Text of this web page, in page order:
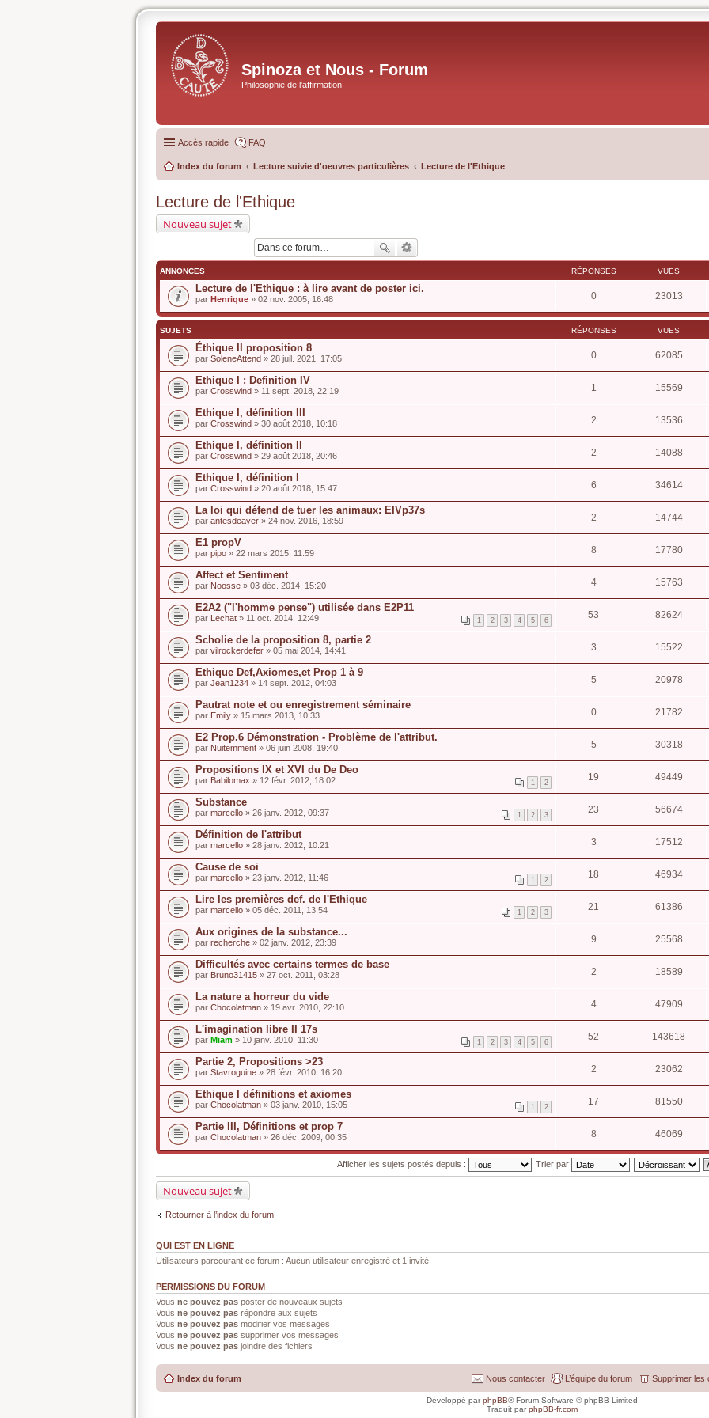
Spinoza et Nous - Forum
Philosophie de l'affirmation
Accès rapide FAQ
Index du forum Lecture suivie d'oeuvres particulières Lecture de l'Ethique
Lecture de l'Ethique
Nouveau sujet
ANNONCES RÉPONSES VUES
Lecture de l'Ethique : à lire avant de poster ici.
par Henrique » 02 nov. 2005, 16:48 0 23013
SUJETS RÉPONSES VUES
Éthique II proposition 8
par SoleneAttend » 28 juil. 2021, 17:05 0 62085
Ethique I : Definition IV
par Crosswind » 11 sept. 2018, 22:19 1 15569
Ethique I, définition III
par Crosswind » 30 août 2018, 10:18 2 13536
Ethique I, définition II
par Crosswind » 29 août 2018, 20:46 2 14088
Ethique I, définition I
par Crosswind » 20 août 2018, 15:47 6 34614
La loi qui défend de tuer les animaux: EIVp37s
par antesdeayer » 24 nov. 2016, 18:59 2 14744
E1 propV
par pipo » 22 mars 2015, 11:59 8 17780
Affect et Sentiment
par Noosse » 03 déc. 2014, 15:20 4 15763
E2A2 ("l'homme pense") utilisée dans E2P11
1 2 3 4 5 6
par Lechat » 11 oct. 2014, 12:49 53 82624
Scholie de la proposition 8, partie 2
par vilrockerdefer » 05 mai 2014, 14:41 3 15522
Ethique Def,Axiomes,et Prop 1 à 9
par Jean1234 » 14 sept. 2012, 04:03 5 20978
Pautrat note et ou enregistrement séminaire
par Emily » 15 mars 2013, 10:33 0 21782
E2 Prop.6 Démonstration - Problème de l'attribut.
par Nuitemment » 06 juin 2008, 19:40 5 30318
Propositions IX et XVI du De Deo
1 2
par Babilomax » 12 févr. 2012, 18:02 19 49449
Substance
1 2 3
par marcello » 26 janv. 2012, 09:37 23 56674
Définition de l'attribut
par marcello » 28 janv. 2012, 10:21 3 17512
Cause de soi
1 2
par marcello » 23 janv. 2012, 11:46 18 46934
Lire les premières def. de l'Ethique
1 2 3
par marcello » 05 déc. 2011, 13:54 21 61386
Aux origines de la substance...
par recherche » 02 janv. 2012, 23:39 9 25568
Difficultés avec certains termes de base
par Bruno31415 » 27 oct. 2011, 03:28 2 18589
La nature a horreur du vide
par Chocolatman » 19 avr. 2010, 22:10 4 47909
L'imagination libre II 17s
1 2 3 4 5 6
par Miam » 10 janv. 2010, 11:30 52 143618
Partie 2, Propositions >23
par Stavroguine » 28 févr. 2010, 16:20 2 23062
Ethique I définitions et axiomes
1 2
par Chocolatman » 03 janv. 2010, 15:05 17 81550
Partie III, Définitions et prop 7
par Chocolatman » 26 déc. 2009, 00:35 8 46069
Afficher les sujets postés depuis : Trier par
Nouveau sujet
Retourner à l’index du forum
QUI EST EN LIGNE
Utilisateurs parcourant ce forum : Aucun utilisateur enregistré et 1 invité
PERMISSIONS DU FORUM
Vous ne pouvez pas poster de nouveaux sujets
Vous ne pouvez pas répondre aux sujets
Vous ne pouvez pas modifier vos messages
Vous ne pouvez pas supprimer vos messages
Vous ne pouvez pas joindre des fichiers
Index du forum Supprimer les
L’équipe du forum
Nous contacter
Développé parphpBB® Forum Software © phpBB Limited
Traduit parphpBB-fr.com